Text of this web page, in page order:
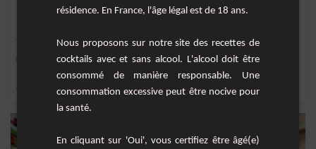
vo...
jus d'orange,sirop de grenadine,noix de coco,banane
résidence. En France, l'âge légal est de 18 ans.
Nous proposons sur notre site des recettes de
cocktails avec et sans alcool. L'alcool doit être
consommé de manière responsable. Une
consommation excessive peut être nocive pour
la santé.
En cliquant sur 'Oui', vous certifiez être âgé(e)